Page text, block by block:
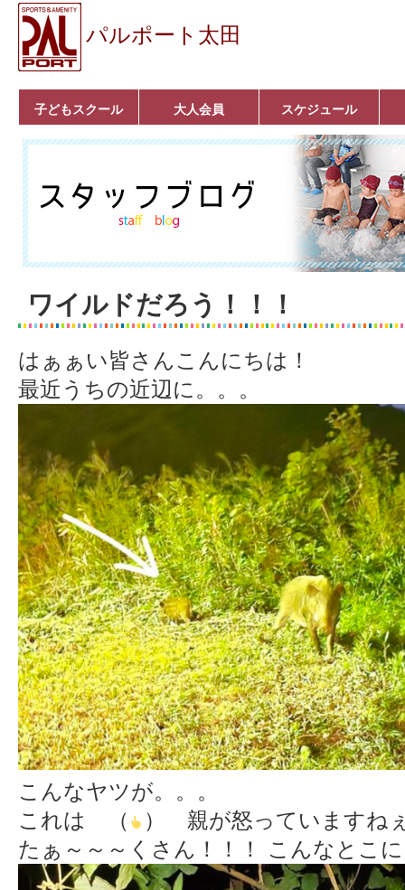
パルポート太田
子どもスクール
ベビーコース
幼児コース
小学生コース
育成コース
選手コース
キッズパーク(体操教
室)
クラシックバレエ
ボルダリング
■入会案内
大人会員
いきいきコース
トライアスロン
フィットネス
■入会案内
スケジュール
ワイルドだろう！！！
はぁぁい皆さんこんにちは！
最近うちの近辺に。。。
こんなヤツが。。。
これは （
） 親が怒っていますね
たぁ～～～くさん！！！ こんなとこ